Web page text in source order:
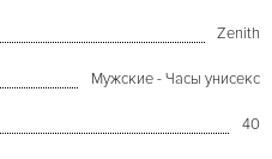
Zenith
Мужские - Часы унисекс
40